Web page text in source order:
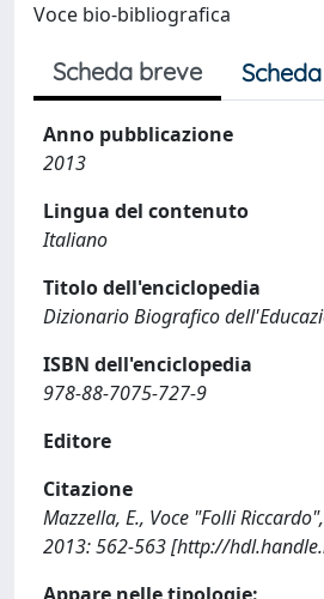
Voce bio-bibliografica
Scheda breve
Anno pubblicazione
2013
Lingua del contenuto
Italiano
Titolo dell'enciclopedia
Dizionario Biografico
ISBN dell'enciclopedia
978-88-7075-727-9
Editore
Citazione
Mazzella, E., Voce "Folli
2013: 562-563 [http://